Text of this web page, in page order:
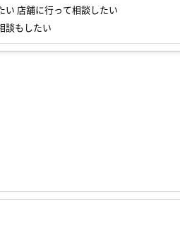
い 店舗に行って相談したい
談もしたい